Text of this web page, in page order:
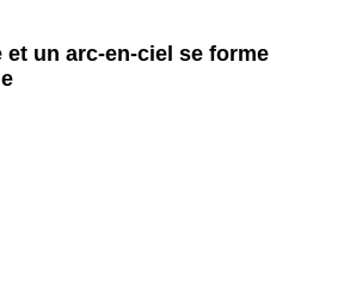
et un arc-en-ciel se forme